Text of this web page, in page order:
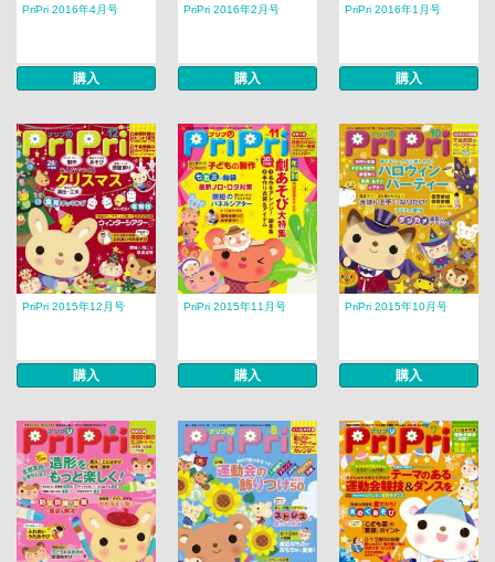
PriPri 2016年4月号
購入
PriPri 2016年2月号
購入
PriPri 2016年1月号
購入
PriPri 2015年12月号
購入
PriPri 2015年11月号
購入
PriPri 2015年10月号
購入